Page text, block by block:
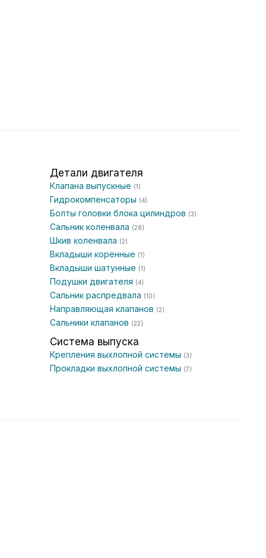
Детали двигателя
Клапана выпускные (1)
Гидрокомпенсаторы (4)
Болты головки блока цилиндров (3)
Сальник коленвала (28)
Шкив коленвала (2)
Вкладыши коренные (1)
Вкладыши шатунные (1)
Подушки двигателя (4)
Сальник распредвала (10)
Направляющая клапанов (2)
Сальники клапанов (22)
Система выпуска
Крепления выхлопной системы (3)
Прокладки выхлопной системы (7)